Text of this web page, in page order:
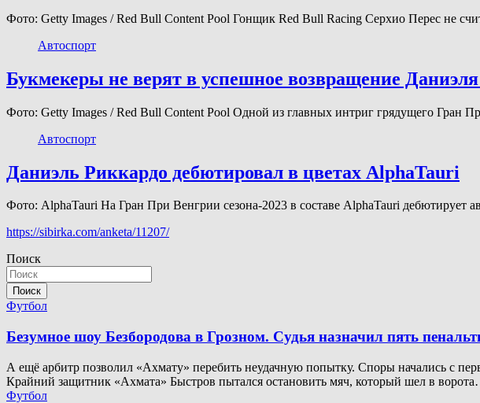
Фото: Getty Images / Red Bull Content Pool Гонщик Red Bull Racing Серхио Перес не
Автоспорт
Букмекеры не верят в успешное возвращение
Фото: Getty Images / Red Bull Content Pool Одной из главных интриг грядущего Гран
Автоспорт
Даниэль Риккардо дебютировал в цветах AlphaTauri
Фото: AlphaTauri На Гран При Венгрии сезона-2023 в составе AlphaTauri
https://sibirka.com/anketa/11207/
Поиск
Поиск
Футбол
Безумное шоу Безбородова в Грозном. Судья назначил пять
А ещё арбитр позволил «Ахмату» перебить неудачную попытку. Споры начались с
Крайний защитник «Ахмата» Быстров пытался остановить мяч, который шел в
Футбол